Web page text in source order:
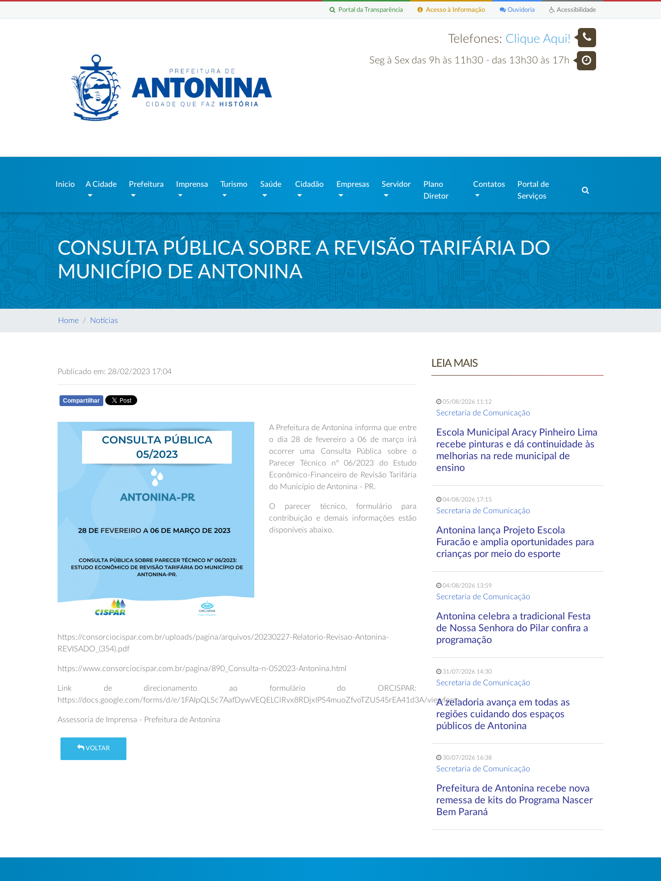
Acessibilidade
Ouvidoria
Acesso à Informação
Portal da Transparência
Telefones: Clique Aqui!
Seg à Sex das 9h às 11h30 - das 13h30 às 17h
Inicio A Cidade Prefeitura Imprensa Turismo Saúde Cidadão Empresas Servidor
Plano
Diretor
Contatos
Portal de
Serviços
CONSULTA PÚBLICA SOBRE A REVISÃO TARIFÁRIA DO
MUNICÍPIO DE ANTONINA
Home Notícias
Publicado em: 28/02/2023 17:04
Compartilhar
A Prefeitura de Antonina informa que entre
o dia 28 de fevereiro a 06 de março irá
ocorrer uma Consulta Pública sobre o
Parecer Técnico nº 06/2023 do Estudo
Econômico-Financeiro de Revisão Tarifária
do Município de Antonina - PR.
O parecer técnico, formulário para
contribuição e demais informações estão
disponíveis abaixo.
https://consorciocispar.com.br/uploads/pagina/arquivos/20230227-Relatorio-Revisao-Antonina-
REVISADO_(354).pdf
https://www.consorciocispar.com.br/pagina/890_Consulta-n-052023-Antonina.html
Link de direcionamento ao formulário do ORCISPAR:
https://docs.google.com/forms/d/e/1FAIpQLSc7AafDywVEQELClRvx8RDjxIPS4muoZfvoTZUS4SrEA41d3A/viewform
Assessoria de Imprensa - Prefeitura de Antonina
VOLTAR
LEIA MAIS
05/08/2026 11:12
Secretaria de Comunicação
Escola Municipal Aracy Pinheiro Lima
recebe pinturas e dá continuidade às
melhorias na rede municipal de
ensino
04/08/2026 17:15
Secretaria de Comunicação
Antonina lança Projeto Escola
Furacão e amplia oportunidades para
crianças por meio do esporte
04/08/2026 13:59
Secretaria de Comunicação
Antonina celebra a tradicional Festa
de Nossa Senhora do Pilar confira a
programação
31/07/2026 14:30
Secretaria de Comunicação
A zeladoria avança em todas as
regiões cuidando dos espaços
públicos de Antonina
30/07/2026 16:38
Secretaria de Comunicação
Prefeitura de Antonina recebe nova
remessa de kits do Programa Nascer
Bem Paraná